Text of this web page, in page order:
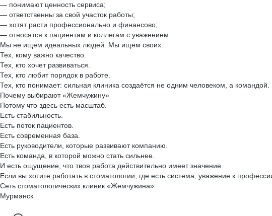
— понимают ценность сервиса;
— ответственны за свой участок работы;
— хотят расти профессионально и финансово;
— относятся к пациентам и коллегам с уважением.
Мы не ищем идеальных людей. Мы ищем своих.
Тех, кому важно качество.
Тех, кто хочет развиваться.
Тех, кто любит порядок в работе.
Тех, кто понимает: сильная клиника создаётся не одним человеком, а командой.
Почему выбирают «Жемчужину»
Потому что здесь есть масштаб.
Есть стабильность.
Есть поток пациентов.
Есть современная база.
Есть руководители, которые развивают компанию.
Есть команда, в которой можно стать сильнее.
И есть ощущение, что твоя работа действительно имеет значение.
Если вы хотите работать в стоматологии, где есть система, уважение к
Сеть стоматологических клиник «Жемчужина»
Мурманск